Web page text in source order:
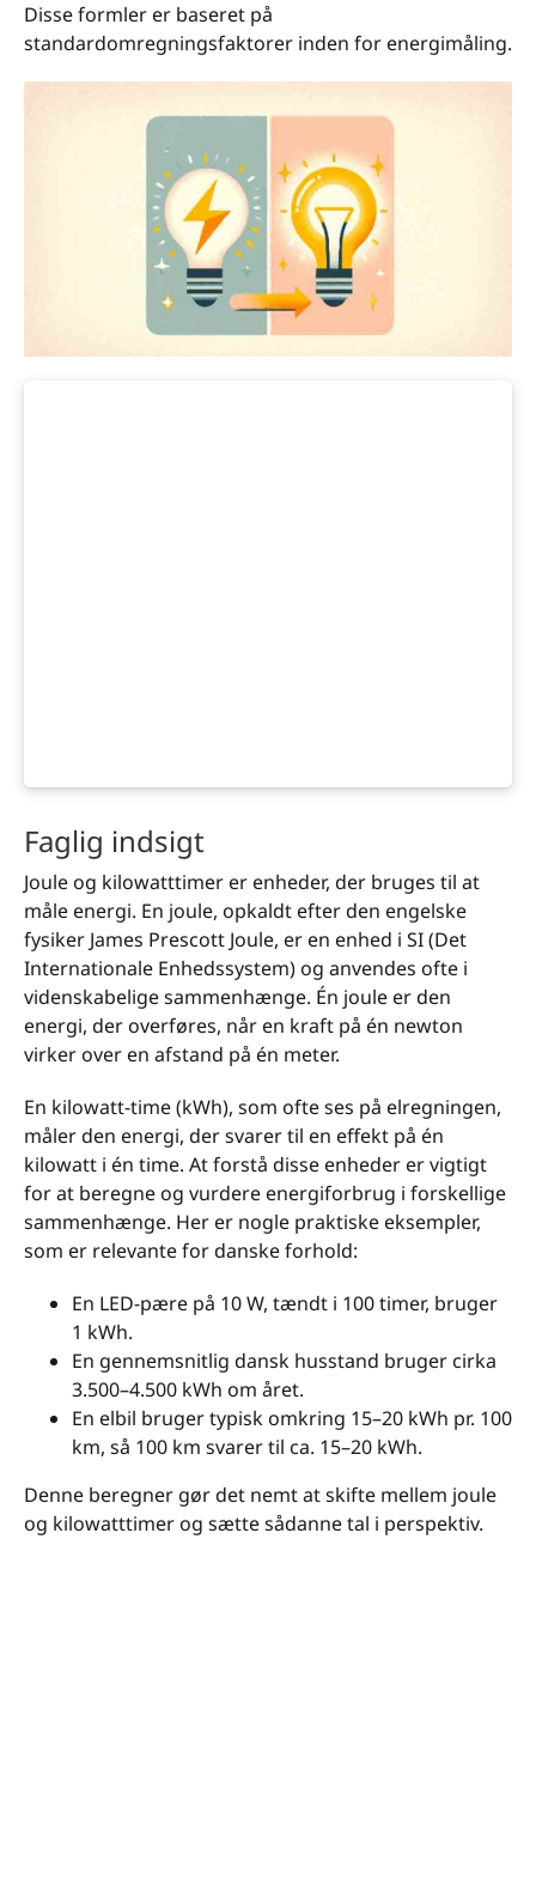
Disse formler er baseret på
standardomregningsfaktorer inden for energimåling.
Faglig indsigt
Joule og kilowatt­timer er enheder, der bruges til at
måle energi. En joule, opkaldt efter den engelske
fysiker James Prescott Joule, er en enhed i SI (Det
Internationale Enhedssystem) og anvendes ofte i
videnskabelige sammenhænge. Én joule er den
energi, der overføres, når en kraft på én newton
virker over en afstand på én meter.
En kilowatt-time (kWh), som ofte ses på elregningen,
måler den energi, der svarer til en effekt på én
kilowatt i én time. At forstå disse enheder er vigtigt
for at beregne og vurdere energiforbrug i forskellige
sammenhænge. Her er nogle praktiske eksempler,
som er relevante for danske forhold:
En LED-pære på 10 W, tændt i 100 timer, bruger
1 kWh.
En gennemsnitlig dansk husstand bruger cirka
3.500–4.500 kWh om året.
En elbil bruger typisk omkring 15–20 kWh pr. 100
km, så 100 km svarer til ca. 15–20 kWh.
Denne beregner gør det nemt at skifte mellem joule
og kilowatt­timer og sætte sådanne tal i perspektiv.